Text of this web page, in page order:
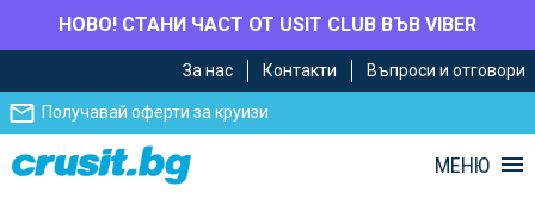
НОВО! СТАНИ ЧАСТ ОТ USIT CLUB ВЪВ VIBER
главното
съдържание
Навигацията
За нас Контакти Въпроси и отговори
Получавай оферти за круизи
МЕНЮ